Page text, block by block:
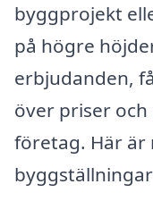
byggprojekt
på högre
erbjudanden,
över priser
företag. Här är